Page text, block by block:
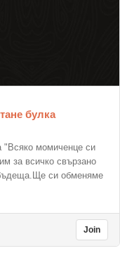
булка
"Всяко момиченце си
за всичко свързано
си обменяме
Join